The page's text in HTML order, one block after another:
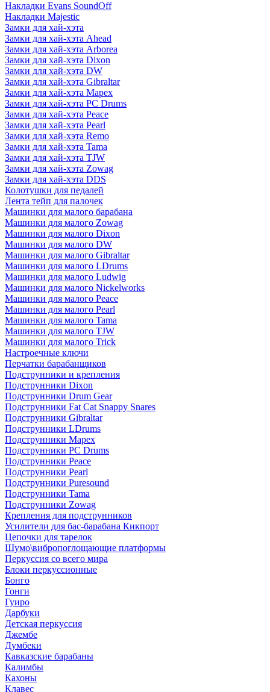
Накладки Evans SoundOff
Накладки Majestic
Замки для хай-хэта
Замки для хай-хэта Ahead
Замки для хай-хэта Arborea
Замки для хай-хэта Dixon
Замки для хай-хэта DW
Замки для хай-хэта Gibraltar
Замки для хай-хэта Mapex
Замки для хай-хэта PC Drums
Замки для хай-хэта Peace
Замки для хай-хэта Pearl
Замки для хай-хэта Remo
Замки для хай-хэта Tama
Замки для хай-хэта TJW
Замки для хай-хэта Zowag
Замки для хай-хэта DDS
Колотушки для педалей
Лента тейп для палочек
Машинки для малого барабана
Машинки для малого Zowag
Машинки для малого Dixon
Машинки для малого DW
Машинки для малого Gibraltar
Машинки для малого LDrums
Машинки для малого Ludwig
Машинки для малого Nickelworks
Машинки для малого Peace
Машинки для малого Pearl
Машинки для малого Tama
Машинки для малого TJW
Машинки для малого Trick
Настроечные ключи
Перчатки барабанщиков
Подструнники и крепления
Подструнники Dixon
Подструнники Drum Gear
Подструнники Fat Cat Snappy Snares
Подструнники Gibraltar
Подструнники LDrums
Подструнники Mapex
Подструнники PC Drums
Подструнники Peace
Подструнники Pearl
Подструнники Puresound
Подструнники Tama
Подструнники Zowag
Крепления для подструнников
Усилители для бас-барабана Кикпорт
Цепочки для тарелок
Шумо\вибропоглощающие платформы
Перкуссия со всего мира
Блоки перкуссионные
Бонго
Гонги
Гуиро
Дарбуки
Детская перкуссия
Джембе
Думбеки
Кавказские барабаны
Калимбы
Кахоны
Клавес